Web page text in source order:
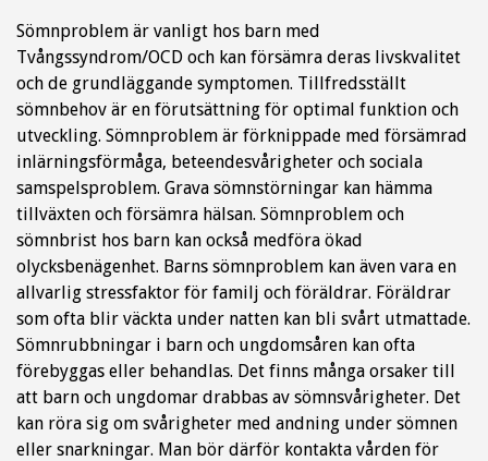
Sömnproblem är vanligt hos barn med
Tvångssyndrom/OCD och kan försämra deras livskvalitet
och de grundläggande symptomen. Tillfredsställt
sömnbehov är en förutsättning för optimal funktion och
utveckling. Sömnproblem är förknippade med försämrad
inlärningsförmåga, beteendesvårigheter och sociala
samspelsproblem. Grava sömnstörningar kan hämma
tillväxten och försämra hälsan. Sömnproblem och
sömnbrist hos barn kan också medföra ökad
olycksbenägenhet. Barns sömnproblem kan även vara en
allvarlig stressfaktor för familj och föräldrar. Föräldrar
som ofta blir väckta under natten kan bli svårt utmattade.
Sömnrubbningar i barn och ungdomsåren kan ofta
förebyggas eller behandlas. Det finns många orsaker till
att barn och ungdomar drabbas av sömnsvårigheter. Det
kan röra sig om svårigheter med andning under sömnen
eller snarkningar. Man bör därför kontakta vården för